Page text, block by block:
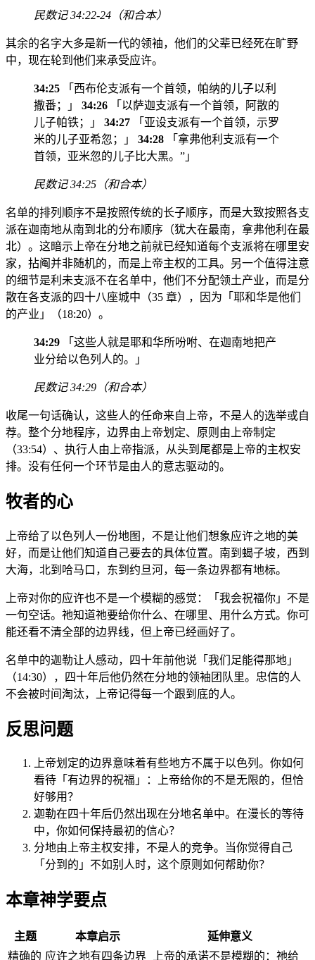
民数记 34:22-24（和合本）
其余的名字大多是新一代的领袖，他们的父辈已经死在旷野
中，现在轮到他们来承受应许。
34:25 「西布伦支派有一个首领，帕纳的儿子以利
撒番；」 34:26 「以萨迦支派有一个首领，阿散的
儿子帕铁；」 34:27 「亚设支派有一个首领，示罗
米的儿子亚希忽；」 34:28 「拿弗他利支派有一个
首领，亚米忽的儿子比大黑。”」
民数记 34:25（和合本）
名单的排列顺序不是按照传统的长子顺序，而是大致按照各支
派在迦南地从南到北的分布顺序（犹大在最南，拿弗他利在最
北）。这暗示上帝在分地之前就已经知道每个支派将在哪里安
家，拈阄并非随机的，而是上帝主权的工具。另一个值得注意
的细节是利未支派不在名单中，他们不分配领土产业，而是分
散在各支派的四十八座城中（35 章），因为「耶和华是他们
的产业」（18:20）。
34:29 「这些人就是耶和华所吩咐、在迦南地把产
业分给以色列人的。」
民数记 34:29（和合本）
收尾一句话确认，这些人的任命来自上帝，不是人的选举或自
荐。整个分地程序，边界由上帝划定、原则由上帝制定
（33:54）、执行人由上帝指派，从头到尾都是上帝的主权安
排。没有任何一个环节是由人的意志驱动的。
牧者的心
上帝给了以色列人一份地图，不是让他们想象应许之地的美
好，而是让他们知道自己要去的具体位置。南到蝎子坡，西到
大海，北到哈马口，东到约旦河，每一条边界都有地标。
上帝对你的应许也不是一个模糊的感觉：「我会祝福你」不是
一句空话。祂知道祂要给你什么、在哪里、用什么方式。你可
能还看不清全部的边界线，但上帝已经画好了。
名单中的迦勒让人感动，四十年前他说「我们足能得那地」
（14:30），四十年后他仍然在分地的领袖团队里。忠信的人
不会被时间淘汰，上帝记得每一个跟到底的人。
反思问题
上帝划定的边界意味着有些地方不属于以色列。你如何
看待「有边界的祝福」：上帝给你的不是无限的，但恰
好够用？
迦勒在四十年后仍然出现在分地名单中。在漫长的等待
中，你如何保持最初的信心？
分地由上帝主权安排，不是人的竞争。当你觉得自己
「分到的」不如别人时，这个原则如何帮助你？
本章神学要点
主题 本章启示
延伸意义
精确的 应许之地有四条边界 上帝的承诺不是模糊的：祂给